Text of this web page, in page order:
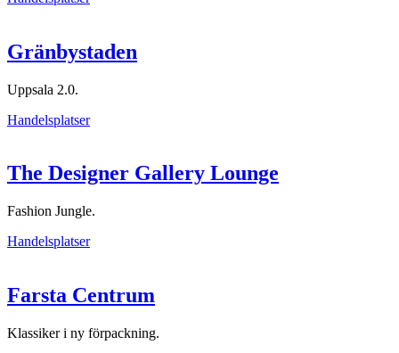
Gränbystaden
Uppsala 2.0.
Handelsplatser
The Designer Gallery Lounge
Fashion Jungle.
Handelsplatser
Farsta Centrum
Klassiker i ny förpackning.